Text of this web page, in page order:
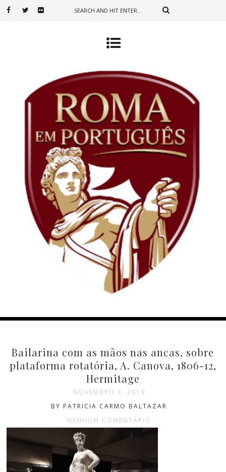
Bailarina com as mãos nas ancas, sobre
plataforma rotatória, A. Canova, 1806-12,
Hermitage
NOVEMBRO 3, 2019
BY PATRICIA CARMO BALTAZAR
NENHUM COMENTÁRIO